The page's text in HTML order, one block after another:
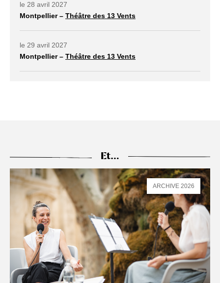
le 28 avril 2027
Montpellier – Théâtre des 13 Vents
le 29 avril 2027
Montpellier – Théâtre des 13 Vents
Et…
ARCHIVE 2026